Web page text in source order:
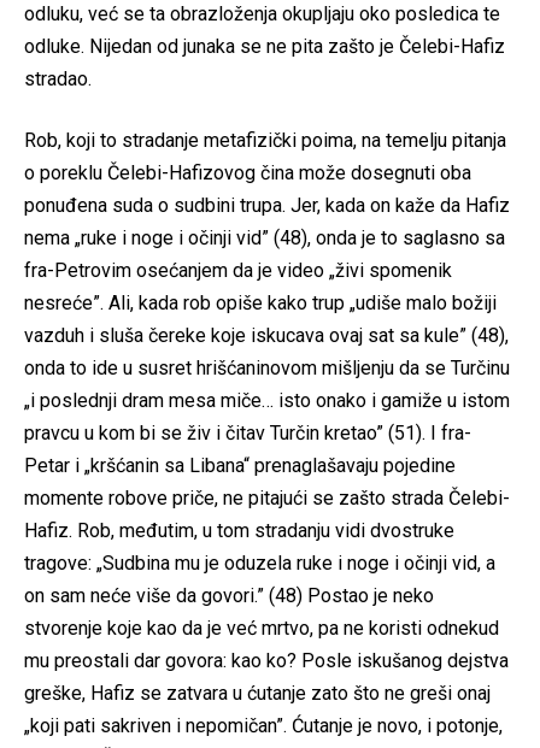
odluku, već se ta obrazloženja okupljaju oko posledica te
odluke. Nijedan od junaka se ne pita zašto je Čelebi-Hafiz
stradao.
Rob, koji to stradanje metafizički poima, na temelju pitanja
o poreklu Čelebi-Hafizovog čina može dosegnuti oba
ponuđena suda o sudbini trupa. Jer, kada on kaže da Hafiz
nema „ruke i noge i očinji vid” (48), onda je to saglasno sa
fra-Petrovim osećanjem da je video „živi spomenik
nesreće”. Ali, kada rob opiše kako trup „udiše malo božiji
vazduh i sluša čereke koje iskucava ovaj sat sa kule” (48),
onda to ide u susret hrišćaninovom mišljenju da se Turčinu
„i poslednji dram mesa miče… isto onako i gamiže u istom
pravcu u kom bi se živ i čitav Turčin kretao” (51). I fra-
Petar i „kršćanin sa Libana“ prenaglašavaju pojedine
momente robove priče, ne pitajući se zašto strada Čelebi-
Hafiz. Rob, međutim, u tom stradanju vidi dvostruke
tragove: „Sudbina mu je oduzela ruke i noge i očinji vid, a
on sam neće više da govori.” (48) Postao je neko
stvorenje koje kao da je već mrtvo, pa ne koristi odnekud
mu preostali dar govora: kao ko? Posle iskušanog dejstva
greške, Hafiz se zatvara u ćutanje zato što ne greši onaj
„koji pati sakriven i nepomičan”. Ćutanje je novo, i potonje,